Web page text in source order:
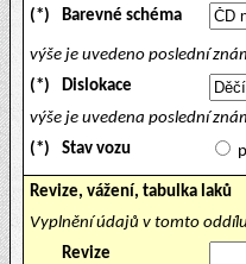
(*) Barevné schéma
výše je uvedeno poslední
(*)
Dislokace
výše je uvedena poslední
(*)
Stav vozu
Revize, vážení, tabulka laků
Vyplnění údajů v tomto
Revize